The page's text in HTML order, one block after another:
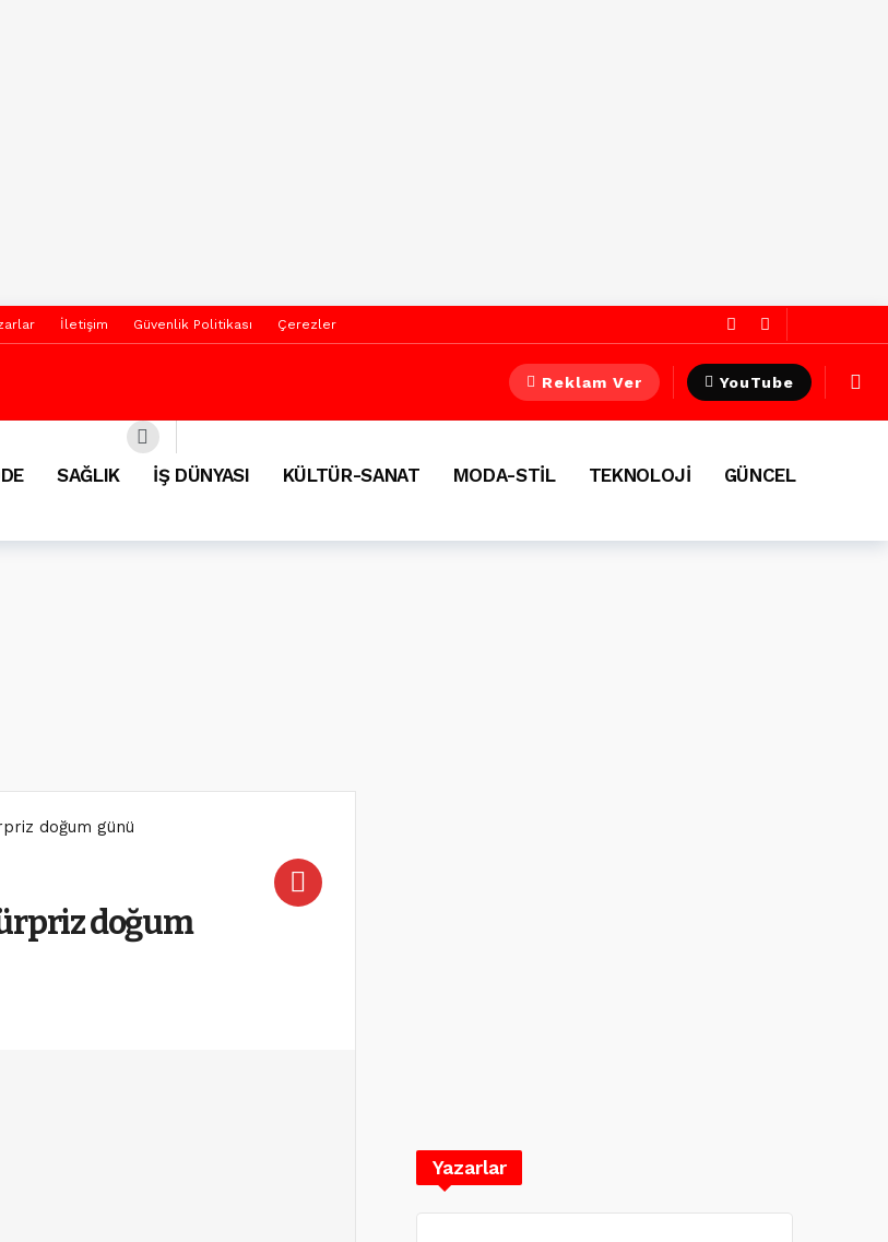
İletişim Güvenlik Politikası Çerezler
Reklam Ver YouTube
SAĞLIK İŞ DÜNYASI KÜLTÜR-SANAT MODA-STİL TEKNOLOJİ
GÜNCEL
doğum günü
doğum
Yazarlar